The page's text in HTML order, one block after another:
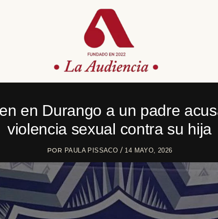
en Durango a un padre
violencia sexual contra su hija
POR PAULA PISSACO / 14 MAYO, 2026